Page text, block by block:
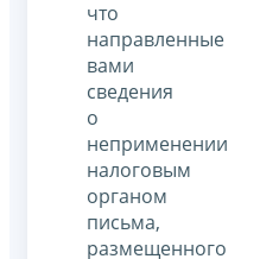
что
направленные
вами
сведения
о
неприменении
налоговым
органом
письма,
размещенного